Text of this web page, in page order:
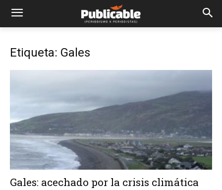
Etiqueta: Gales
Gales: acechado por la crisis climática